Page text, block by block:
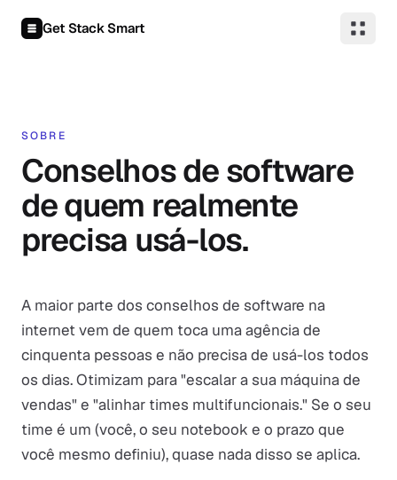
Get Stack Smart
SOBRE
Conselhos de software
de quem realmente
precisa usá-los.
A maior parte dos conselhos de software na
internet vem de quem toca uma agência de
cinquenta pessoas e não precisa de usá-los todos
os dias. Otimizam para "escalar a sua máquina de
vendas" e "alinhar times multifuncionais." Se o seu
time é um (você, o seu notebook e o prazo que
você mesmo definiu), quase nada disso se aplica.